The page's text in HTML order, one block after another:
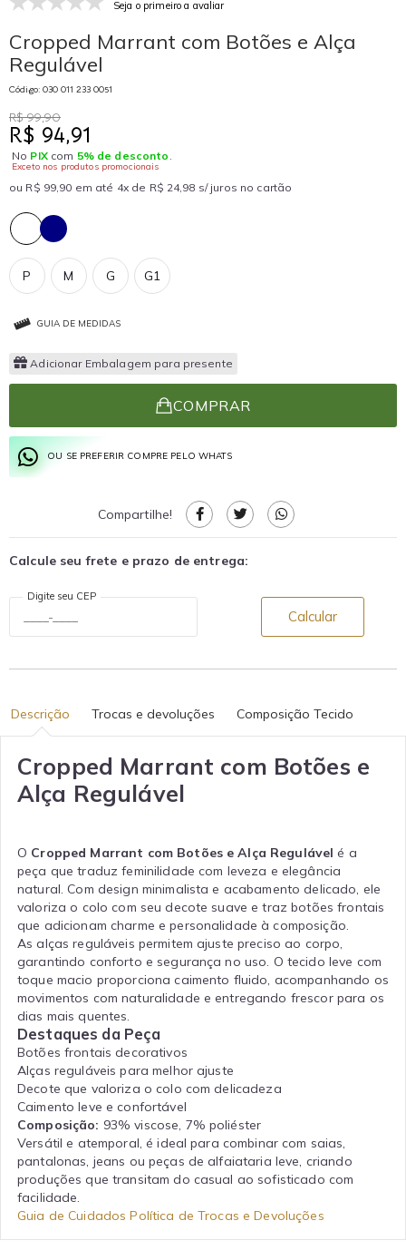
Seja o primeiro a avaliar
Cropped Marrant com Botões e Alça
Regulável
Código: 030 011 233 0051
R$ 99,90
R$ 94,91
No PIXcom 5% de desconto .
Exceto nos produtos promocionais
ou R$ 99,90 em até 4x de R$ 24,98 s/ juros no cartão
P G G1
M
GUIA DE MEDIDAS
Adicionar Embalagem para presente
COMPRAR
OU SE PREFERIR COMPRE PELO WHATS
Compartilhe!
Calcule seu frete e prazo de entrega:
Digite seu CEP
Calcular
Descrição Trocas e devoluções Composição Tecido
Cropped Marrant com Botões e
Alça Regulável
O Cropped Marrant com Botões e Alça Regulável é a
peça que traduz feminilidade com leveza e elegância
natural. Com design minimalista e acabamento delicado, ele
valoriza o colo com seu decote suave e traz botões frontais
que adicionam charme e personalidade à composição.
As alças reguláveis permitem ajuste preciso ao corpo,
garantindo conforto e segurança no uso. O tecido leve com
toque macio proporciona caimento fluido, acompanhando os
movimentos com naturalidade e entregando frescor para os
dias mais quentes.
Destaques da Peça
Botões frontais decorativos
Alças reguláveis para melhor ajuste
Decote que valoriza o colo com delicadeza
Caimento leve e confortável
Composição: 93% viscose, 7% poliéster
Versátil e atemporal, é ideal para combinar com saias,
pantalonas, jeans ou peças de alfaiataria leve, criando
produções que transitam do casual ao sofisticado com
facilidade.
Guia de Cuidados Política de Trocas e Devoluções